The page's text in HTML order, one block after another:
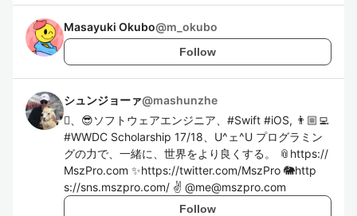
Masayuki Okubo@m_okubo
Follow
シュンジョーァ@mashunzhe
、😎ソフトウェアエンジニア、#Swift #iOS, 👨🏼‍💻
#WWDC Scholarship 17/18、U^ェ^U プログラミン
グの力で、一緒に、世界をより良くする。 📎https://
MszPro.com ✨https://twitter.com/MszPro 🐘http
s://sns.mszpro.com/ ✌️ @me@mszpro.com
Follow